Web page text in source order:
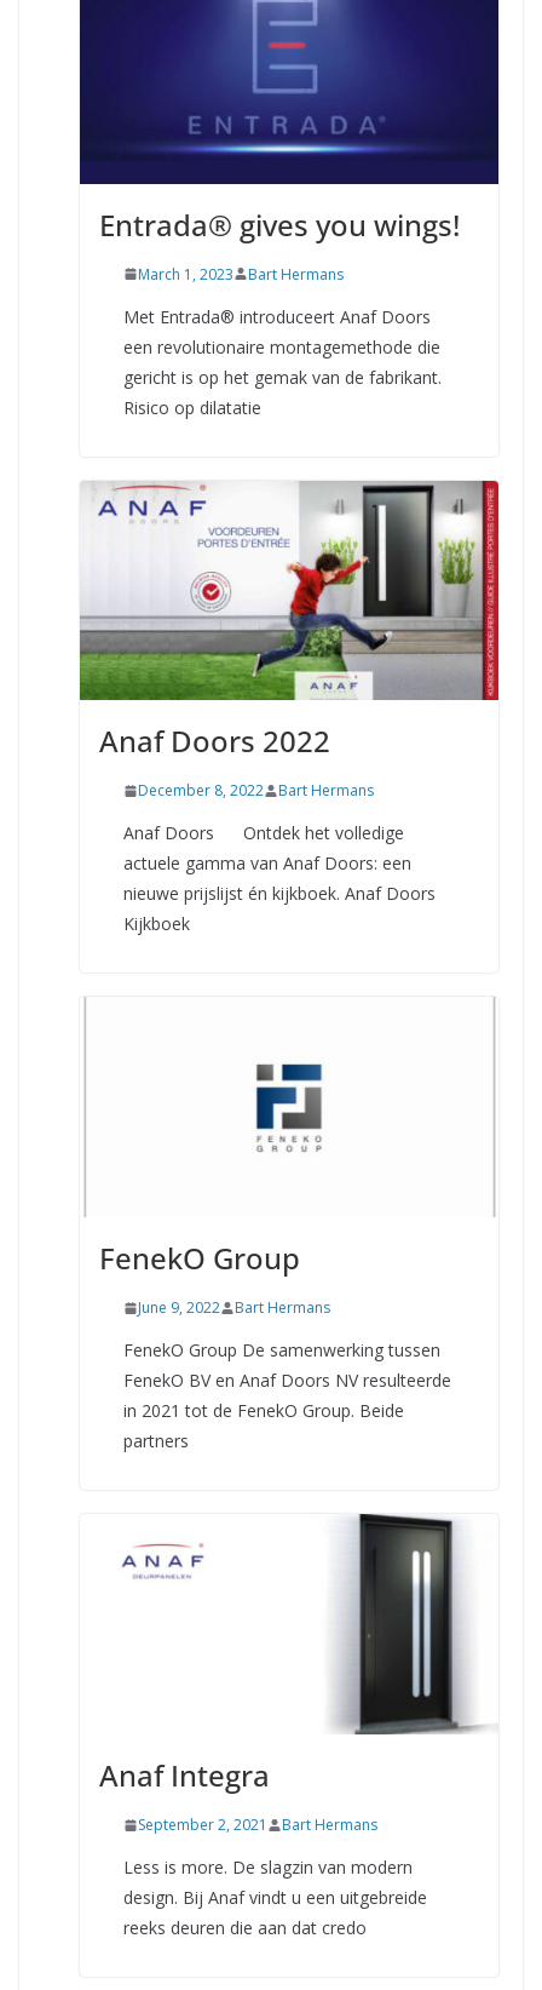
Entrada® gives you wings!
March 1, 2023 Bart Hermans
Met Entrada® introduceert Anaf Doors
een revolutionaire montagemethode die
gericht is op het gemak van de fabrikant.
Risico op dilatatie
Anaf Doors 2022
December 8, 2022 Bart Hermans
Anaf Doors Ontdek het volledige
actuele gamma van Anaf Doors: een
nieuwe prijslijst én kijkboek. Anaf Doors
Kijkboek
FenekO Group
June 9, 2022 Bart Hermans
FenekO Group De samenwerking tussen
FenekO BV en Anaf Doors NV resulteerde
in 2021 tot de FenekO Group. Beide
partners
Anaf Integra
September 2, 2021 Bart Hermans
Less is more. De slagzin van modern
design. Bij Anaf vindt u een uitgebreide
reeks deuren die aan dat credo